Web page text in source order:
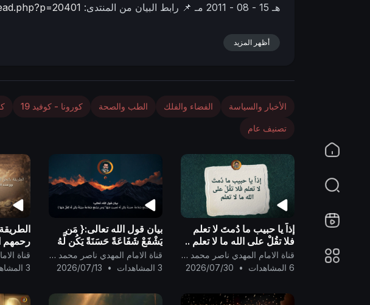
e
هـ 15 - 08 - 2011 مـ 📌 رابط البيان من المنتدى:
أظهر المزيد
الأخبار والسياسة الفضاء والفلك الطب والصحة كورونا - كوفيد 19
تصنيف عام
إذاً يا حبيب ما دُمتَ لا تعلم
فلا تقُلْ على الله ما لا تعلم ..
قناة الامام المهدي ناصر محمد اليماني
6 المشاهدات
•
2026/07/30
بيان قول الله تعالى:{ مَن
يَشْفَعْ شَفَاعَةً حَسَنَةً يَكُن لَّهُ
نَصِيبٌ مِّنْهَا ۖ وَمَن يَشْفَعْ
شَفَاعَةً سَيِّئَةً يَكُن لَّهُ كِفْلٌ م
قناة الامام المهدي ناصر محمد اليماني
3 المشاهدات
•
2026/07/13
رحمهم
الحقّ
3 المشاهدات